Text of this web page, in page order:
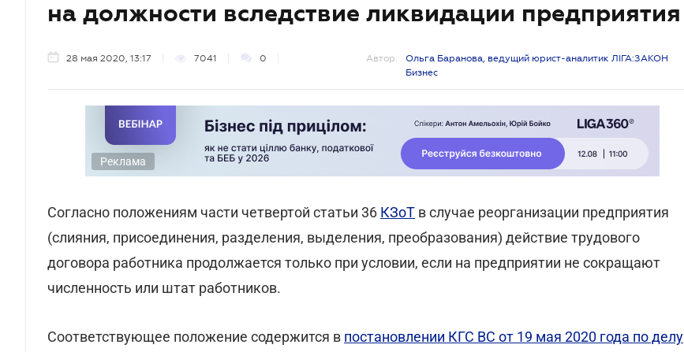
на должности вследствие ликвидации предприятия
28 мая 2020, 13:17 7041 0 Автор:
Ольга Баранова, ведущий юрист-аналитик ЛІГА:ЗАКОН
Бизнес
Реклама
Согласно положениям части четвертой статьи 36 КЗоТ в случае реорганизации предприятия
(слияния, присоединения, разделения, выделения, преобразования) действие трудового
договора работника продолжается только при условии, если на предприятии не сокращают
численность или штат работников.
Соответствующее положение содержится в постановлении КГС ВС от 19 мая 2020 года по делу